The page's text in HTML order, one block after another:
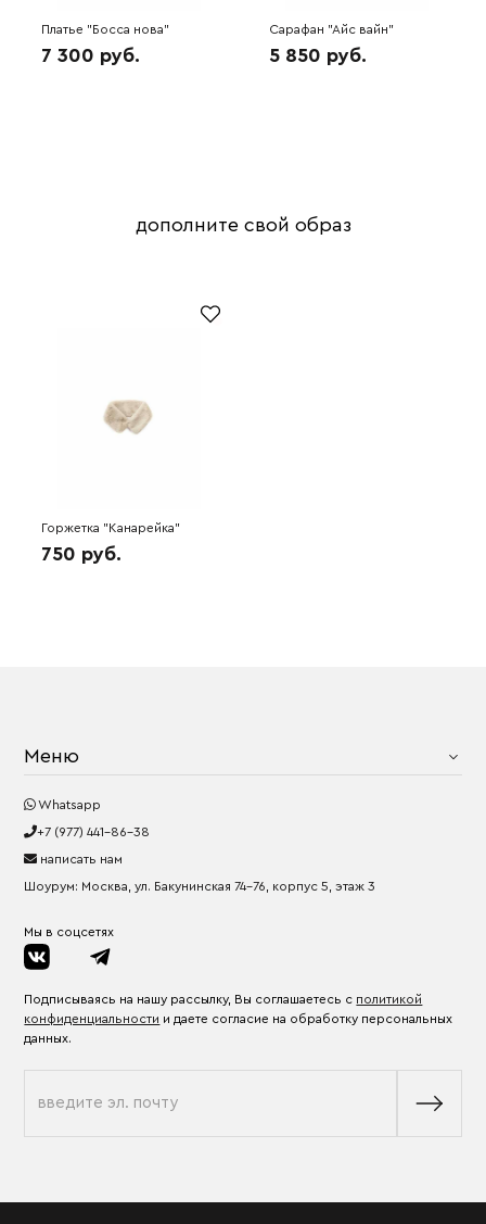
Платье "Босса нова"
(черный/бронза) 6W1570
7 300 руб.
Сарафан "Айс вайн"
(черный) 6W1800
5 850 руб.
дополните свой образ
Горжетка "Канарейка"
(сливочный) 4W9672
750 руб.
Меню
Whatsapp
+7 (977) 441-86-38
написать нам
Шоурум: Москва, ул. Бакунинская 74-76, корпус 5, этаж 3
Мы в соцсетях
Подписываясь на нашу рассылку, Вы соглашаетесь с политикой
конфиденциальности и даете согласие на обработку персональных
данных.